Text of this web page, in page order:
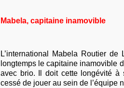
Mabela, capitaine inamovible
L’international Mabela Routier
longtemps le capitaine inamovible
avec brio. Il doit cette longévité à
cessé de jouer au sein de l’équipe